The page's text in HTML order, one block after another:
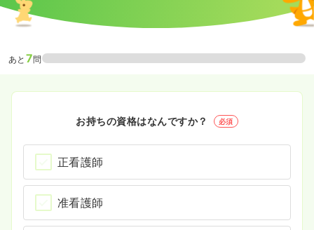
あと 7問
お持ちの資格はなんですか？ 必須
正看護師
准看護師